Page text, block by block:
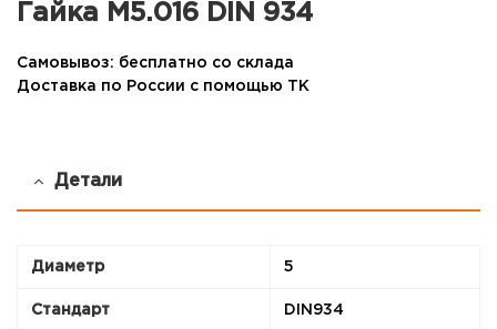
Гайка М5.016 DIN 934
Самовывоз: бесплатно со склада
Доставка по России с помощью ТК
Детали
Диаметр 5
Стандарт DIN934